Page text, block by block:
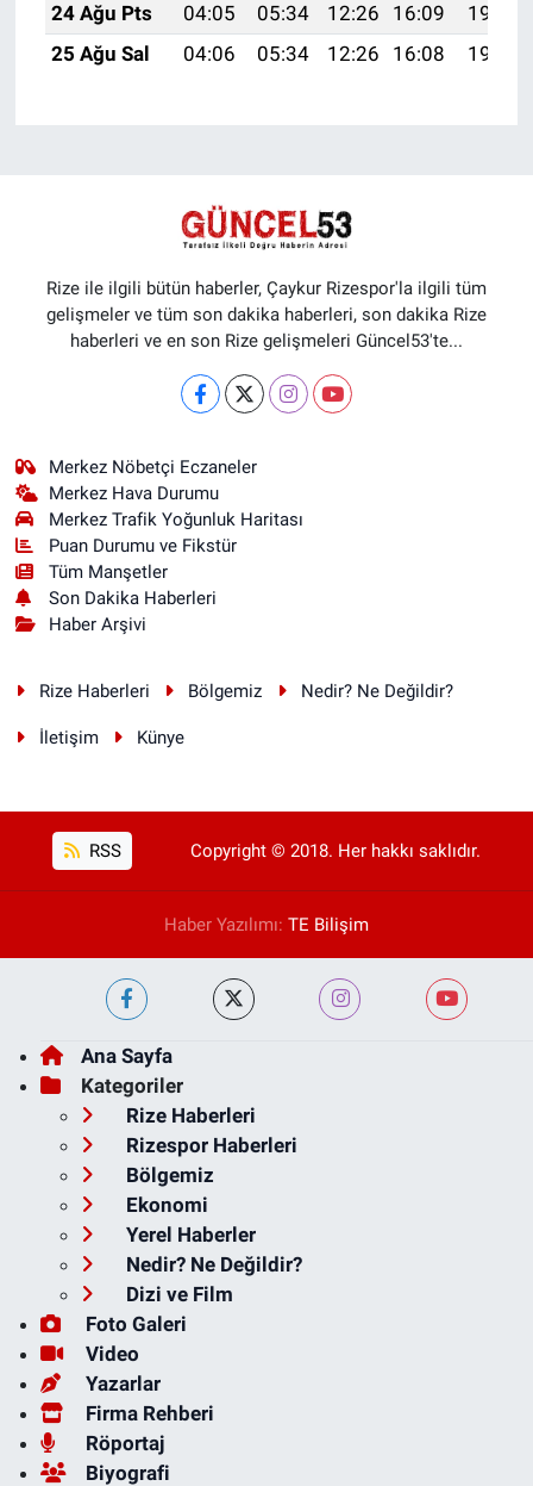
24 Ağu Pts
04:05 05:34 12:26 16:09
19:08
25 Ağu Sal
04:06 05:34 12:26 16:08 19:07
Rize ile ilgili bütün haberler, Çaykur Rizespor'la ilgili tüm
gelişmeler ve tüm son dakika haberleri, son dakika Rize
haberleri ve en son Rize gelişmeleri Güncel53'te...
Merkez Nöbetçi Eczaneler
Merkez Hava Durumu
Merkez Trafik Yoğunluk Haritası
Puan Durumu ve Fikstür
Tüm Manşetler
Son Dakika Haberleri
Haber Arşivi
Rize Haberleri Bölgemiz Nedir? Ne Değildir?
İletişim Künye
RSS Copyright © 2018. Her hakkı saklıdır.
Haber Yazılımı: TE Bilişim
Ana Sayfa
Kategoriler
Rize Haberleri
Rizespor Haberleri
Bölgemiz
Ekonomi
Yerel Haberler
Nedir? Ne Değildir?
Dizi ve Film
Foto Galeri
Video
Yazarlar
Firma Rehberi
Röportaj
Biyografi